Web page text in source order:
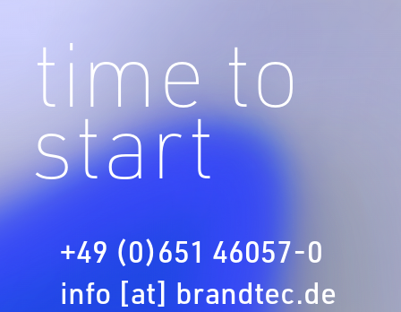
time to
+49 (0)651 46057-0
info [at] brandtec.de
start